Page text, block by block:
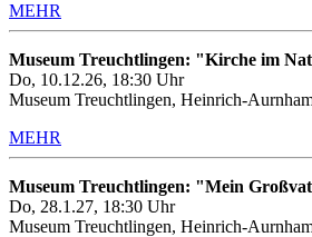
MEHR
Museum Treuchtlingen: "Kirche im
Do, 10.12.26, 18:30 Uhr
Museum Treuchtlingen, Heinrich-
MEHR
Museum Treuchtlingen: "Mein
Do, 28.1.27, 18:30 Uhr
Museum Treuchtlingen, Heinrich-